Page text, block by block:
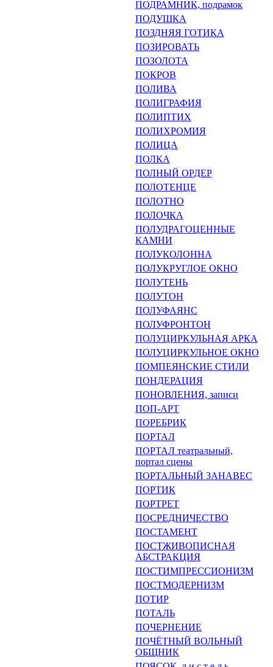
ПОДРАМНИК, подрамок
ПОДУШКА
ПОЗДНЯЯ ГОТИКА
ПОЗИРОВАТЬ
ПОЗОЛОТА
ПОКРОВ
ПОЛИВА
ПОЛИГРАФИЯ
ПОЛИПТИХ
ПОЛИХРОМИЯ
ПОЛИЦА
ПОЛКА
ПОЛНЫЙ ОРДЕР
ПОЛОТЕНЦЕ
ПОЛОТНО
ПОЛОЧКА
ПОЛУДРАГОЦЕННЫЕ
КАМНИ
ПОЛУКОЛОННА
ПОЛУКРУГЛОЕ ОКНО
ПОЛУТЕНЬ
ПОЛУТОН
ПОЛУФАЯНС
ПОЛУФРОНТОН
ПОЛУЦИРКУЛЬНАЯ АРКА
ПОЛУЦИРКУЛЬНОЕ ОКНО
ПОМПЕЯНСКИЕ СТИЛИ
ПОНДЕРАЦИЯ
ПОНОВЛЕНИЯ, записи
ПОП-АРТ
ПОРЕБРИК
ПОРТАЛ
ПОРТАЛ театральный,
портал сцены
ПОРТАЛЬНЫЙ ЗАНАВЕС
ПОРТИК
ПОРТРЕТ
ПОСРЕДНИЧЕСТВО
ПОСТАМЕНТ
ПОСТЖИВОПИСНАЯ
АБСТРАК­ЦИЯ
ПОСТИМПРЕССИОНИЗМ
ПОСТМОДЕРНИЗМ
ПОТИР
ПОТАЛЬ
ПОЧЕРНЕНИЕ
ПОЧЁТНЫЙ ВОЛЬНЫЙ
ОБЩ­НИК